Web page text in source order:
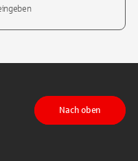
auf LinkedIn
Nach oben